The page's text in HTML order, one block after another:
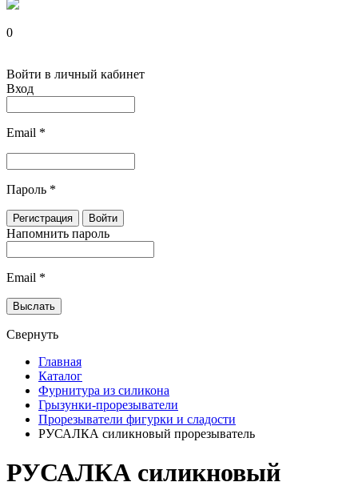
0
Войти в личный кабинет
Вход
Email *
Пароль *
Напомнить пароль
Email *
Свернуть
Главная
Каталог
Фурнитура из силикона
Грызунки-прорезыватели
Прорезыватели фигурки и сладости
РУСАЛКА силикновый прорезыватель
РУСАЛКА силикновый